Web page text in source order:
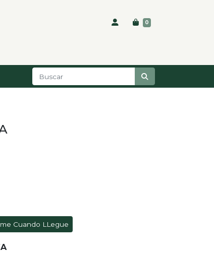
0
Cuando LLegue